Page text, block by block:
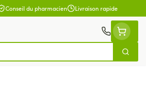
Conseil du pharmacien Livraison rapide